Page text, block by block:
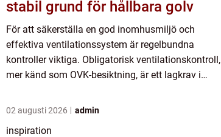
stabil grund för hållbara golv
För att säkerställa en god inomhusmiljö och
effektiva ventilationssystem är regelbundna
kontroller viktiga. Obligatorisk ventilationskontroll,
mer känd som OVK-besiktning, är ett lagkrav i
02 augusti 2026 admin
inspiration